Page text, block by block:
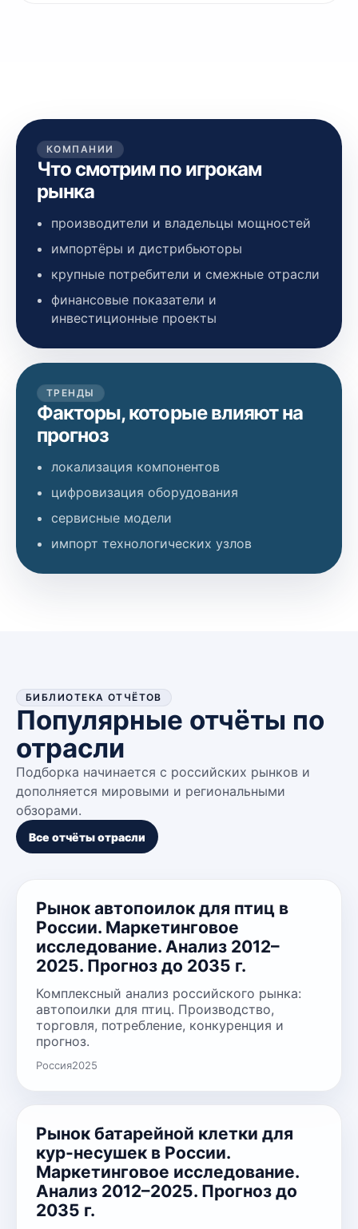
КОМПАНИИ
Что смотрим по игрокам
рынка
производители и владельцы мощностей
импортёры и дистрибьюторы
крупные потребители и смежные отрасли
финансовые показатели и
инвестиционные проекты
ТРЕНДЫ
Факторы, которые влияют на
прогноз
локализация компонентов
цифровизация оборудования
сервисные модели
импорт технологических узлов
БИБЛИОТЕКА ОТЧЁТОВ
Популярные отчёты по
отрасли
Подборка начинается с российских рынков и
дополняется мировыми и региональными
обзорами.
Все отчёты отрасли
Рынок автопоилок для птиц в
России. Маркетинговое
исследование. Анализ 2012–
2025. Прогноз до 2035 г.
Комплексный анализ российского рынка:
автопоилки для птиц. Производство,
торговля, потребление, конкуренция и
прогноз.
Россия2025
Рынок батарейной клетки для
кур-несушек в России.
Маркетинговое исследование.
Анализ 2012–2025. Прогноз до
2035 г.